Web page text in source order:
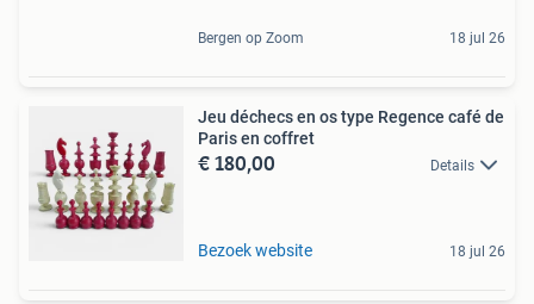
Bergen op Zoom 18 jul 26
Jeu déchecs en os type Regence café de
Paris en coffret
€ 180,00 Details
Bezoek website 18 jul 26